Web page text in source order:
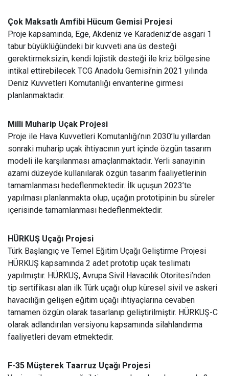
Çok Maksatlı Amfibi Hücum Gemisi Projesi
Proje kapsamında, Ege, Akdeniz ve Karadeniz’de asgari 1
tabur büyüklüğündeki bir kuvveti ana üs desteği
gerektirmeksizin, kendi lojistik desteği ile kriz bölgesine
intikal ettirebilecek TCG Anadolu Gemisi’nin 2021 yılında
Deniz Kuvvetleri Komutanlığı envanterine girmesi
planlanmaktadır.
Milli Muharip Uçak Projesi
Proje ile Hava Kuvvetleri Komutanlığı’nın 2030’lu yıllardan
sonraki muharip uçak ihtiyacının yurt içinde özgün tasarım
modeli ile karşılanması amaçlanmaktadır. Yerli sanayinin
azami düzeyde kullanılarak özgün tasarım faaliyetlerinin
tamamlanması hedeflenmektedir. İlk uçuşun 2023’te
yapılması planlanmakta olup, uçağın prototipinin bu süreler
içerisinde tamamlanması hedeflenmektedir.
HÜRKUŞ Uçağı Projesi
Türk Başlangıç ve Temel Eğitim Uçağı Geliştirme Projesi
HÜRKUŞ kapsamında 2 adet prototip uçak teslimatı
yapılmıştır. HÜRKUŞ, Avrupa Sivil Havacılık Otoritesi’nden
tip sertifikası alan ilk Türk uçağı olup küresel sivil ve askeri
havacılığın gelişen eğitim uçağı ihtiyaçlarına cevaben
tamamen özgün olarak tasarlanıp geliştirilmiştir. HÜRKUŞ-C
olarak adlandırılan versiyonu kapsamında silahlandırma
faaliyetleri devam etmektedir.
F-35 Müşterek Taarruz Uçağı Projesi